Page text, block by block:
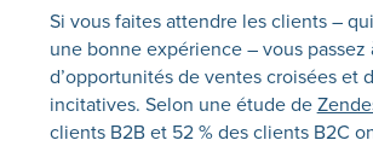
Si vous faites attendre les clients –
une bonne expérience – vous passez
d’opportunités de ventes croisées et
incitatives. Selon une étude de
clients B2B et 52 % des clients B2C